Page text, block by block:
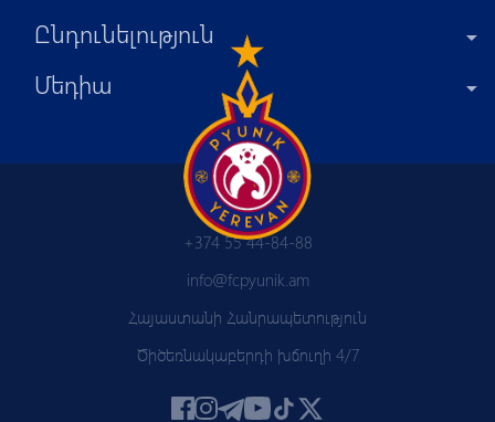
Ընդունելություն
Մեդիա
+374 55 44-84-88
info@fcpyunik.am
Հայաստանի Հանրապետություն
Ծիծեռնակաբերդի խճուղի 4/7